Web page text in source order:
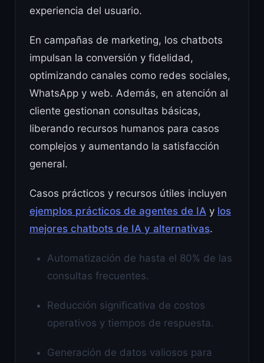
experiencia del usuario.
En campañas de marketing, los chatbots
impulsan la conversión y fidelidad,
optimizando canales como redes sociales,
WhatsApp y web. Además, en atención al
cliente gestionan consultas básicas,
liberando recursos humanos para casos
complejos y aumentando la satisfacción
general.
Casos prácticos y recursos útiles incluyen
ejemplos prácticos de agentes de IA y los
mejores chatbots de IA y alternativas.
Automatización de hasta el 80% de las
consultas frecuentes.
Reducción significativa de costos
operativos y tiempos de respuesta.
Generación de datos valiosos para